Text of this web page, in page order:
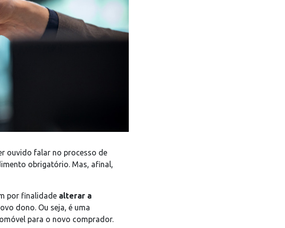
ouvido falar no processo de
obrigatório. Mas, afinal,
por finalidade alterar a
dono. Ou seja, é uma
para o novo comprador.